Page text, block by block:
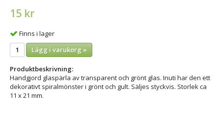
15 kr
Finns i lager
Lägg i varukorg »
Produktbeskrivning:
Handgjord glaspärla av transparent och grönt glas. Inuti har den ett
dekorativt spiralmönster i grönt och gult. Säljes styckvis. Storlek ca
11 x 21 mm.